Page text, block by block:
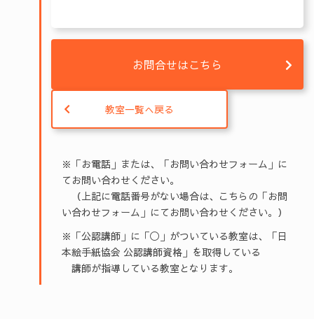
お問合せはこちら
教室一覧へ戻る
※「お電話」または、「お問い合わせフォーム」に
てお問い合わせください。
（上記に電話番号がない場合は、こちらの「お問
い合わせフォーム」にてお問い合わせください。）
※「公認講師」に「◯」がついている教室は、「日
本絵手紙協会 公認講師資格」を取得している
講師が指導している教室となります。